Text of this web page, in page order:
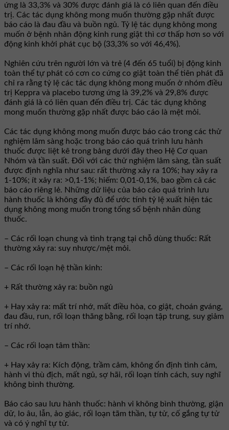
ứng là 33,3% và 30% được đánh giá là có liên quan đến điều
trị. Các tác dụng không mong muốn thường gặp nhất được
báo cáo là đau đầu và buồn ngủ. Tỷ lệ tác dụng không mong
muốn ở bệnh nhân động kinh rung giật thì cơ thấp hơn so với
động kinh khởi phát cục bộ (33,3% so với 46,4%).
Nghiên cứu trên người lớn và trẻ (4 đến 65 tuổi) bị động kinh
toàn thể tự phát có cơn co cứng co giật toàn thể tiên phát đã
chỉ ra rằng tỷ lệ các tác dụng không mong muốn ở nhóm điều
trị Keppra và placebo tương ứng là 39,2% và 29,8% được
đánh giá là có liên quan đến điều trị. Các tác dụng không
mong muốn thường gặp nhất được báo cáo là mệt mỏi.
Các tác dụng không mong muốn được báo cáo trong các thử
nghiệm lâm sàng hoặc trong báo cáo quá trình lưu hành
thuốc được liệt kê trong bảng dưới đây theo Hệ Cơ quan
Nhóm và tần suất. Đối với các thử nghiệm lâm sàng, tần suất
được định nghĩa như sau: rất thường xảy ra 10%; hay xảy ra
1-10%; ít xảy ra: >0,1-1%; hiếm: 0,01-0,1%, bao gồm cả các
báo cáo riêng lẻ. Những dữ liệu của báo cáo quá trình lưu
hành thuốc là không đầy đủ để ước tính tỷ lệ xuất hiện tác
dụng không mong muốn trong tổng số bệnh nhân dùng
thuốc.
– Các rối loạn chung và tình trạng tại chỗ dùng thuốc: Rất
thường xảy ra: suy nhược/mệt mỏi.
– Các rối loạn hệ thần kinh:
+ Rất thường xảy ra: buồn ngủ
+ Hay xảy ra: mất trí nhớ, mất điều hòa, co giật, choán gváng,
đau đầu, run, rối loạn thăng bằng, rối loạn tập trung, suy giảm
trí nhớ.
– Các rối loạn tâm thần:
+ Hay xảy ra: Kích động, trầm cảm, không ổn định tình cảm,
hành vi thù địch, mất ngủ, sợ hãi, rối loạn tính cách, suy nghĩ
không bình thường.
Báo cáo sau lưu hành thuốc: hành vi không bình thường, giận
dữ, lo âu, lẫn, ảo giác, rối loạn tãm thần, tự tử, cố gắng tự tử
và có ý nghĩ tự tử.